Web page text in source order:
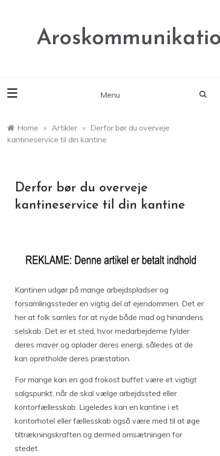
Menu
Home » Artikler » Derfor bør du overveje
kantineservice til din kantine
Derfor bør du overveje
kantineservice til din kantine
Kantinen udgør på mange arbejdspladser og
forsamlingssteder en vigtig del af ejendommen. Det er
her at folk samles for at nyde både mad og hinandens
selskab. Det er et sted, hvor medarbejderne fylder
deres maver og oplader deres energi, således at de
kan opretholde deres præstation.
For mange kan en god frokost buffet være et vigtigt
salgspunkt, når de skal vælge arbejdssted eller
kontorfællesskab. Ligeledes kan en kantine i et
kontorhotel eller fællesskab også være med til at øge
tiltrækningskraften og dermed omsætningen for
stedet.